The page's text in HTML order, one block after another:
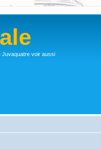
Juvaquatre voir aussi